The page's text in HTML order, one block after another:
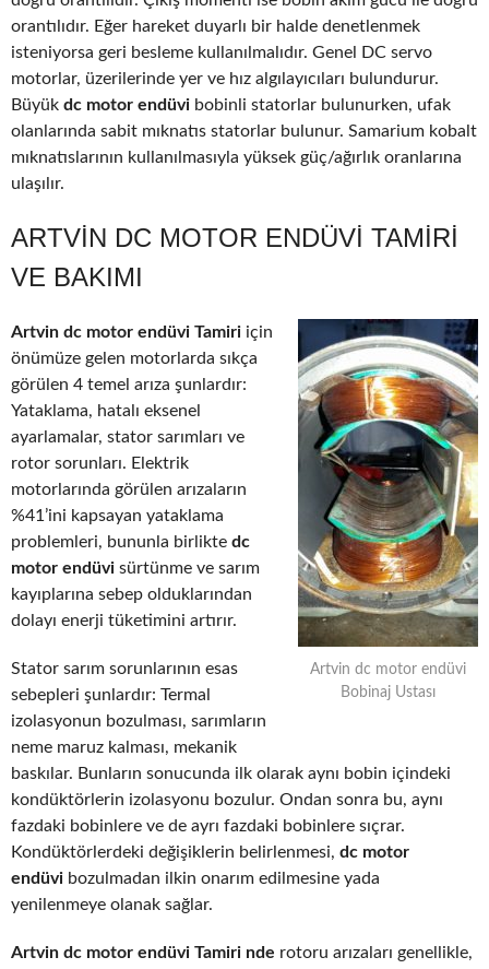
orantılıdır. Eğer hareket duyarlı bir halde denetlenmek
isteniyorsa geri besleme kullanılmalıdır. Genel DC servo
motorlar, üzerilerinde yer ve hız algılayıcıları bulundurur.
Büyük dc motor endüvi bobinli statorlar bulunurken, ufak
olanlarında sabit mıknatıs statorlar bulunur. Samarium kobalt
mıknatıslarının kullanılmasıyla yüksek güç/ağırlık oranlarına
ulaşılır.
ARTVIN DC MOTOR ENDÜVI TAMIRI
VE BAKIMI
Artvin dc motor endüvi
Bobinaj Ustası
Artvin dc motor endüvi Tamiri için
önümüze gelen motorlarda sıkça
görülen 4 temel arıza şunlardır:
Yataklama, hatalı eksenel
ayarlamalar, stator sarımları ve
rotor sorunları. Elektrik
motorlarında görülen arızaların
%41’ini kapsayan yataklama
problemleri, bununla birlikte dc
motor endüvi sürtünme ve sarım
kayıplarına sebep olduklarından
dolayı enerji tüketimini artırır.
Stator sarım sorunlarının esas
sebepleri şunlardır: Termal
izolasyonun bozulması, sarımların
neme maruz kalması, mekanik
baskılar. Bunların sonucunda ilk olarak aynı bobin içindeki
kondüktörlerin izolasyonu bozulur. Ondan sonra bu, aynı
fazdaki bobinlere ve de ayrı fazdaki bobinlere sıçrar.
Kondüktörlerdeki değişiklerin belirlenmesi, dc motor
endüvi bozulmadan ilkin onarım edilmesine yada
yenilenmeye olanak sağlar.
Artvin dc motor endüvi Tamiri nde rotoru arızaları genellikle,